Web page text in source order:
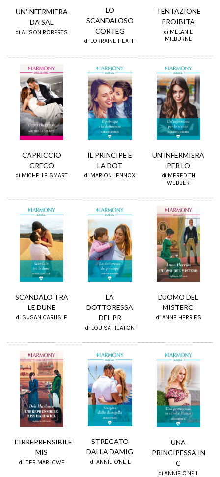
UN'INFERMIERA
DA SAL
di ALISON ROBERTS
LO
SCANDALOSO
CORTEG
di LORRAINE HEATH
TENTAZIONE
PROIBITA
di MELANIE
MILBURNE
CAPRICCIO
GRECO
di MICHELLE SMART
IL PRINCIPE E
LA DOT
di MARION LENNOX
UN'INFERMIERA
PER LO
di MEREDITH
WEBBER
SCANDALO TRA
LE DUNE
di SUSAN CARLISLE
LA
DOTTORESSA
DEL PR
di LOUISA HEATON
L'UOMO DEL
MISTERO
di ANNE HERRIES
L'IRREPRENSIBILE
MIS
di DEB MARLOWE
STREGATO
DALLA DAMIG
di ANNIE O'NEIL
UNA
PRINCIPESSA IN
C
di ANNIE O'NEIL